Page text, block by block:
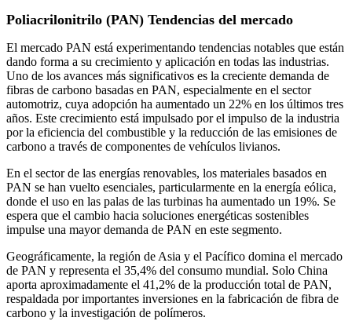
Poliacrilonitrilo (PAN) Tendencias del mercado
El mercado PAN está experimentando tendencias notables que están
dando forma a su crecimiento y aplicación en todas las industrias.
Uno de los avances más significativos es la creciente demanda de
fibras de carbono basadas en PAN, especialmente en el sector
automotriz, cuya adopción ha aumentado un 22% en los últimos tres
años. Este crecimiento está impulsado por el impulso de la industria
por la eficiencia del combustible y la reducción de las emisiones de
carbono a través de componentes de vehículos livianos.
En el sector de las energías renovables, los materiales basados ​​en
PAN se han vuelto esenciales, particularmente en la energía eólica,
donde el uso en las palas de las turbinas ha aumentado un 19%. Se
espera que el cambio hacia soluciones energéticas sostenibles
impulse una mayor demanda de PAN en este segmento.
Geográficamente, la región de Asia y el Pacífico domina el mercado
de PAN y representa el 35,4% del consumo mundial. Solo China
aporta aproximadamente el 41,2% de la producción total de PAN,
respaldada por importantes inversiones en la fabricación de fibra de
carbono y la investigación de polímeros.